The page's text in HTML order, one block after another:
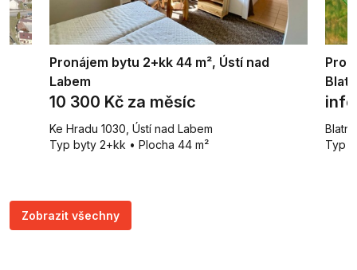
Pronájem bytu 2+kk 44 m², Ústí nad
Labem
10 300 Kč za měsíc
Ke Hradu 1030, Ústí nad Labem
Typ byty 2+kk • Plocha 44 m²
info
Typ
Zobrazit všechny